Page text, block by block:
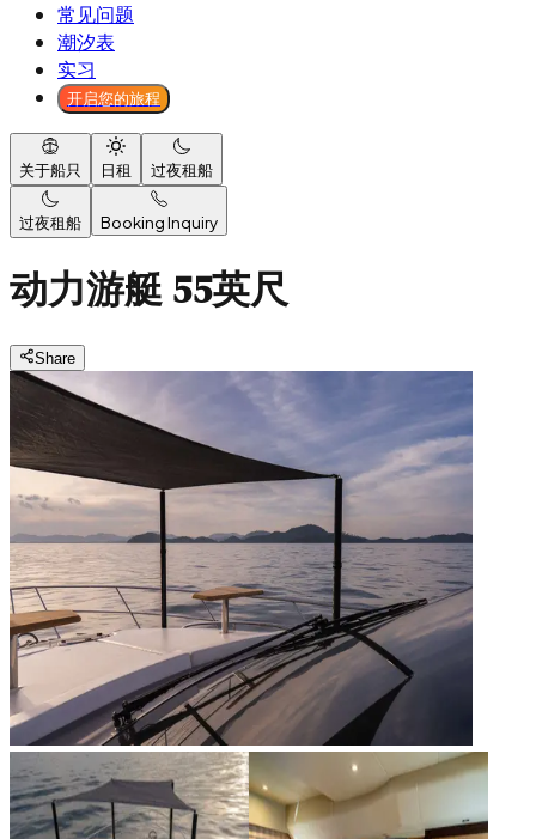
常见问题
潮汐表
实习
开启您的旅程
关于船只 日租 过夜租船
过夜租船 Booking Inquiry
动力游艇 55英尺
Share